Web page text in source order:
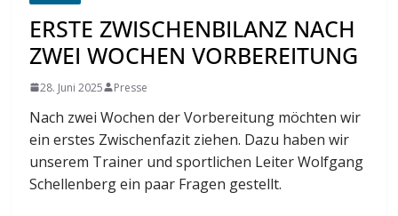
ERSTE ZWISCHENBILANZ NACH
ZWEI WOCHEN VORBEREITUNG
28. Juni 2025 Presse
Nach zwei Wochen der Vorbereitung möchten wir
ein erstes Zwischenfazit ziehen. Dazu haben wir
unserem Trainer und sportlichen Leiter Wolfgang
Schellenberg ein paar Fragen gestellt.